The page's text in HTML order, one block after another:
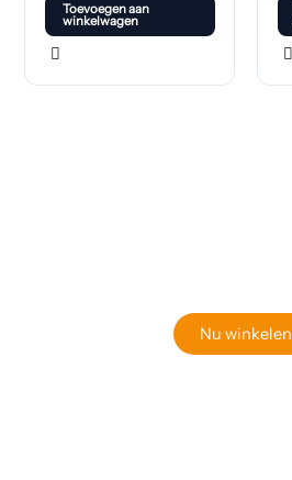
Toevoegen aan
winkelwagen
Nu winkelen